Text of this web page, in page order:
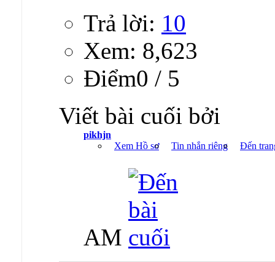
Trả lời: 10
Xem: 8,623
Ðiểm0 / 5
Viết bài cuối bởi
pikhjn
Xem Hồ sơ
Tin nhắn riêng Đến
AM